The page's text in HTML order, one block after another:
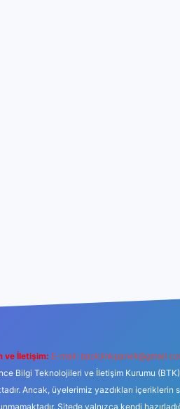
ve İletişim: E-mail:
Bilgi Teknolojileri ve İletişim Kurumu
Ancak, üyelerimiz yazdıkları
Sitede yalnızca kendi